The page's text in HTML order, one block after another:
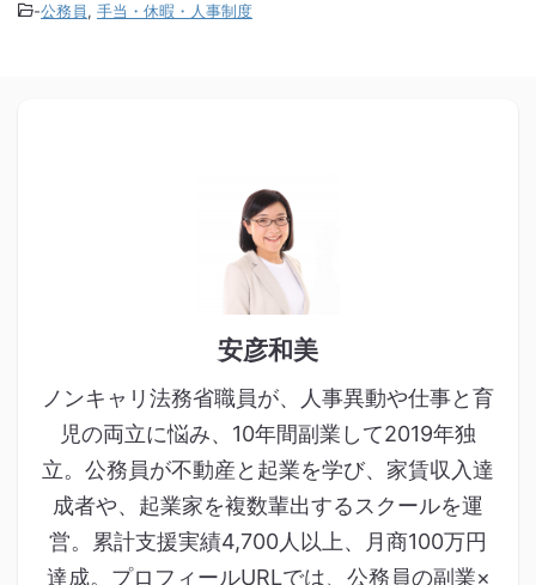
-公務員, 手当・休暇・人事制度
安彦和美
ノンキャリ法務省職員が、人事異動や仕事と育
児の両立に悩み、10年間副業して2019年独
立。公務員が不動産と起業を学び、家賃収入達
成者や、起業家を複数輩出するスクールを運
営。累計支援実績4,700人以上、月商100万円
達成。プロフィールURLでは、公務員の副業×